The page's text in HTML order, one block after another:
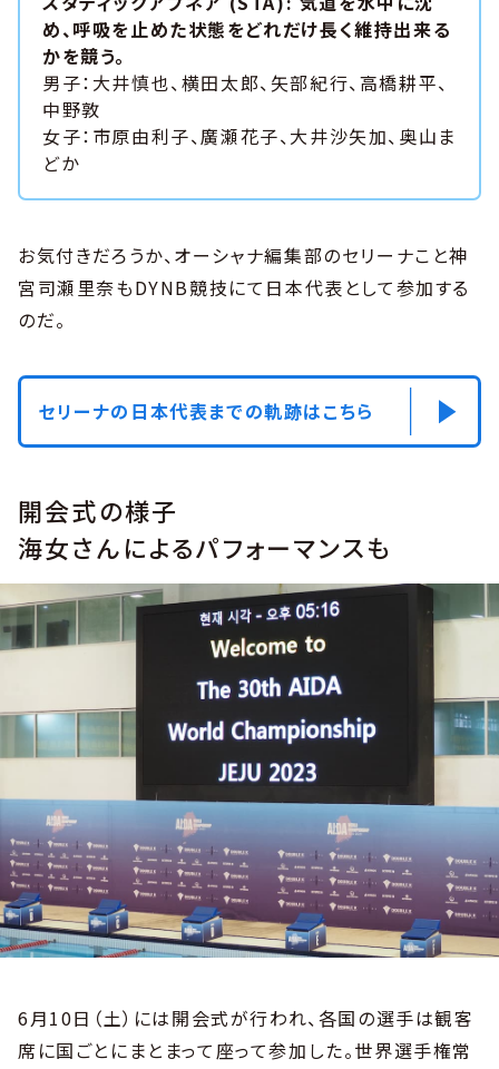
め、呼吸を止めた状態をどれだけ長く維持出来る
かを競う。
男子：大井慎也、横田太郎、矢部紀行、高橋耕平、
中野敦
女子：市原由利子、廣瀬花子、大井沙矢加、奥山ま
どか
お気付きだろうか、オーシャナ編集部のセリーナこと神
宮司瀬里奈もDYNB競技にて日本代表として参加する
のだ。
セリーナの日本代表までの軌跡はこちら
開会式の様子
海女さんによるパフォーマンスも
6月10日（土）には開会式が行われ、各国の選手は観客
席に国ごとにまとまって座って参加した。世界選手権常